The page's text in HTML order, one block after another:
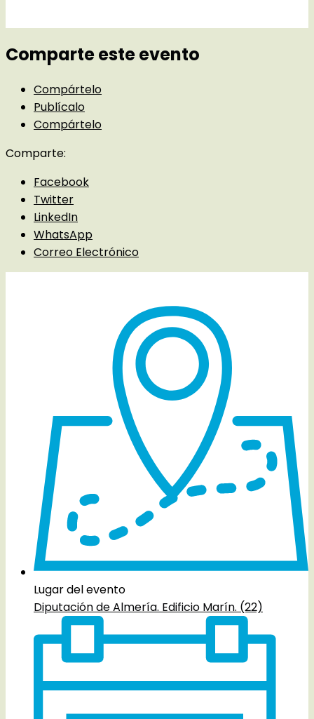
Comparte este evento
Compártelo
Publícalo
Compártelo
Comparte:
Facebook
Twitter
LinkedIn
WhatsApp
Correo Electrónico
Lugar del evento
Diputación de Almería. Edificio Marín. (22)